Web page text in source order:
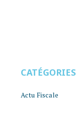
CATÉGORIES
Actu Fiscale